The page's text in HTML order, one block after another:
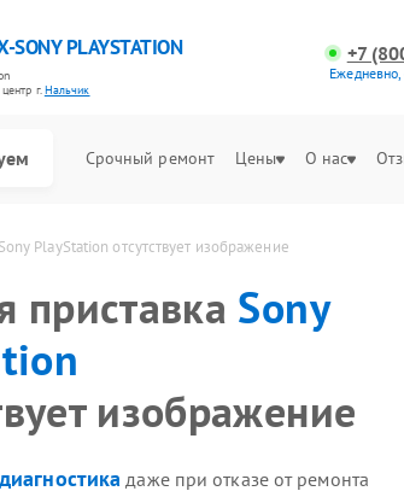
SONY PLAYSTATION
г.Нальчик
+7
Срочный ремонт Цены О нас
PlayStation отсутствует изображение
приставка Sony
изображение
даже при отказе от ремонта